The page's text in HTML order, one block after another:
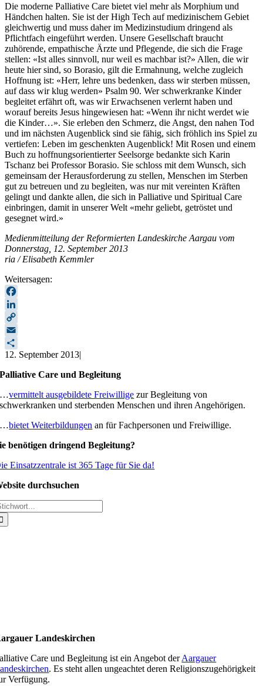
Die moderne Palliative Care bietet viel mehr als Morphium und
Händchen halten. Sie ist der High Tech auf medizinischem Gebiet
gleichwertig und muss daher im Medizinstudium dringend als
Pflichtfach eingeführt werden. Unsere Gesellschaft braucht
zuhörende, empathische Ärzte und Pflegende, die sich die Frage
stellen: «Ist alles sinnvoll, nur weil es machbar ist?» Allen, die wir
heute hier sind, so Borasio, gilt die Ermahnung, welche zugleich
Hoffnung ist: «Herr, lehre uns bedenken, dass wir sterben müssen,
auf dass wir klug werden» Psalm 90. Wer schwerkranke Kinder
begleitet erfährt oft, was wir Erwachsenen verlernt haben und
worauf bereits Jesus hingewiesen hat: «Wenn ihr nicht werdet wie
die Kinder…». Sie erleben den Schmerz, die Angst, den nahen Tod
und im nächsten Augenblick sind sie fähig, sich fröhlich ins Spiel zu
vertiefen: Leben im geschenkten Augenblick! Mit Rosen und einem
Buch zu hoffnungsorientierter Seelsorge bedankte sich Karin
Tschanz bei Professor Borasio. Sie schloss mit dem Wunsch, sich
gemeinsam der Herausforderung zu stellen, Menschen im Sterben
gut zu betreuen und zu begleiten, was nur mit vereinten Kräften
gelingt und dankte allen, die sich in Palliative und Spiritual Care
einbringen, damit in unserer Welt «mehr geliebt, getröstet und
gesegnet wird.»
Medienmitteilung der Reformierten Landeskirche Aargau vom
Donnerstag, 12. September 2013
ria / Elisabeth Kemmler
Weitersagen:
Facebook
LinkedIn
Copy
Link
Email
Teilen
12. September 2013|
Palliative Care und Begleitung
…vermittelt ausgebildete Freiwillige zur Begleitung von
schwerkranken und sterbenden Menschen und ihren Angehörigen.
…bietet Weiterbildungen an für Fachpersonen und Freiwillige.
benötigen dringend Begleitung?
Einsatzzentrale ist 365 Tage für Sie da!
durchsuchen
Landeskirchen
Care und Begleitung ist ein Angebot derAargauer
. Es steht allen ungeachtet deren Religionszugehörigkeit
Verfügung.